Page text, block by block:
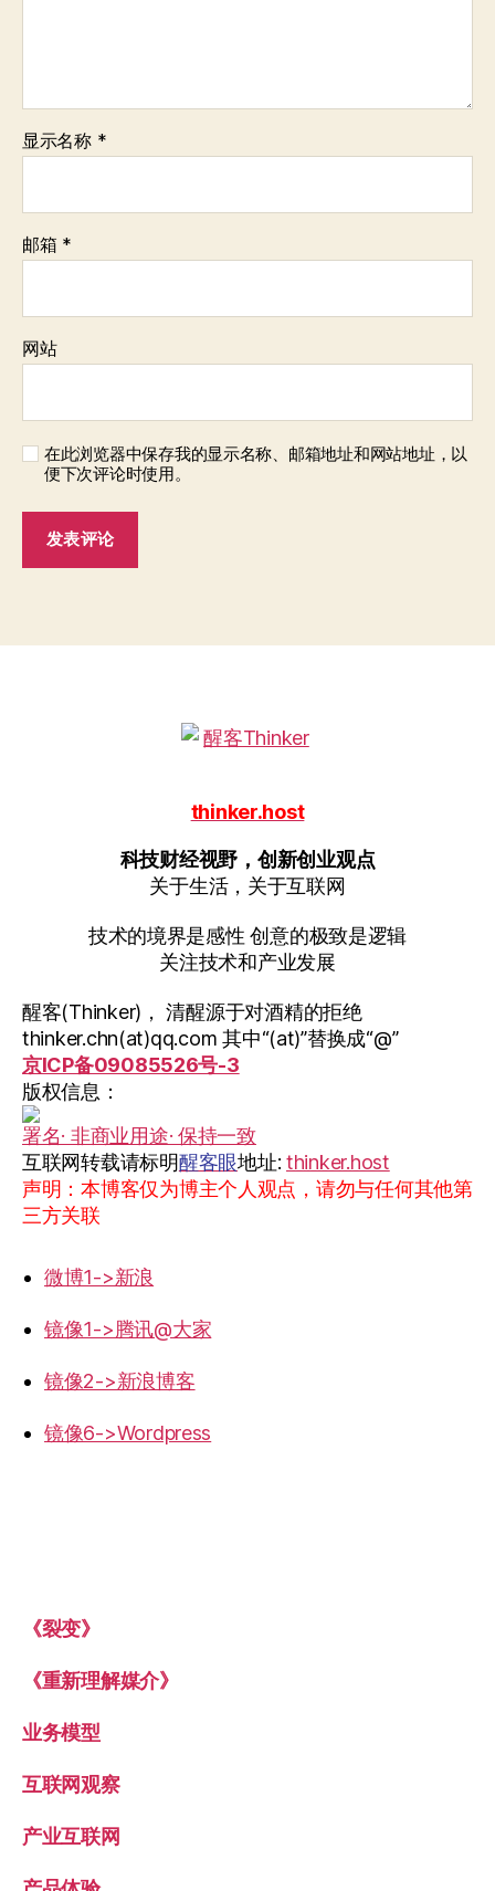
显示名称 *
邮箱 *
网站
在此浏览器中保存我的显示名称、邮箱地址和网站地址，以
便下次评论时使用。
thinker.host
科技财经视野，创新创业观点
关于生活，关于互联网
技术的境界是感性 创意的极致是逻辑
关注技术和产业发展
醒客(Thinker)， 清醒源于对酒精的拒绝
thinker.chn(at)qq.com 其中“(at)”替换成“@”
京ICP备09085526号-3
版权信息：
署名· 非商业用途· 保持一致
互联网转载请标明醒客眼地址: thinker.host
声明：本博客仅为博主个人观点，请勿与任何其他第
三方关联
微博1->新浪
镜像1->腾讯@大家
镜像2->新浪博客
镜像6->Wordpress
《裂变》
《重新理解媒介》
业务模型
互联网观察
产业互联网